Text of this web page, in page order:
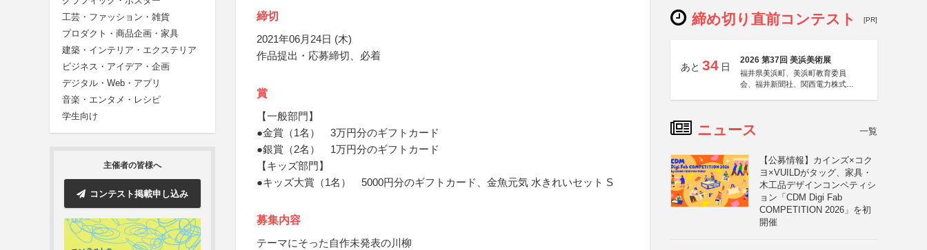
工芸・ファッション・雑貨
プロダクト・商品企画・家具
建築・インテリア・エクステリア
ビジネス・アイデア・企画
デジタル・Web・アプリ
音楽・エンタメ・レシピ
学生向け
主催者の皆様へ
コンテスト掲載申し込み
締切
2021年06月24日 (木)
作品提出・応募締切、必着
賞
【一般部門】
●金賞（1名） 3万円分のギフトカード
●銀賞（2名） 1万円分のギフトカード
【キッズ部門】
●キッズ大賞（1名） 5000円分のギフトカード、金魚元気 水きれいセット S
募集内容
テーマにそった自作未発表の川柳
締め切り直前コンテスト [PR]
あと 34 日
2026 第37回 美浜美術展
福井県美浜町、美浜町教育委員
会、福井新聞社、関西電力株式会
ニュース 一覧
【公募情報】カインズ×コク
ヨ×VUILDがタッグ、家具・
木工品デザインコンペティシ
ョン「CDM Digi Fab
COMPETITION 2026」を初
開催